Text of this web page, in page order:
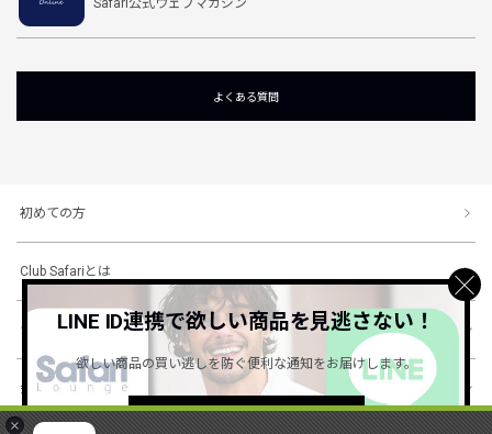
×
よくある質問
初めての方
Club Safariとは
ショッピングガイド
会社概要・規約
LINE ID連携で欲しい商品を見逃さない！
欲しい商品の買い逃しを防ぐ便利な通知をお届けします。
詳しくはこちら ＞